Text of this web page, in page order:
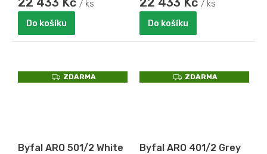
/ ks
Do košíku
/ ks
Do košíku
Z
D
ZDARMA
Byfal ARO 501/2 White
Z
D
ZDARMA
Byfal ARO 401/2 Grey